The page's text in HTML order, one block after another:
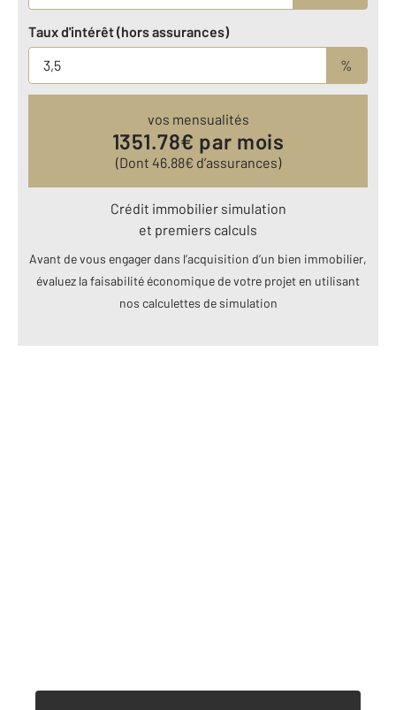
Taux d'intérêt (hors assurances)
%
vos mensualités
1351.78€ par mois
(Dont 46.88€ d’assurances)
Crédit immobilier simulation
et premiers calculs
Avant de vous engager dans l’acquisition d’un bien immobilier,
évaluez la faisabilité économique de votre projet en utilisant
nos calculettes de simulation